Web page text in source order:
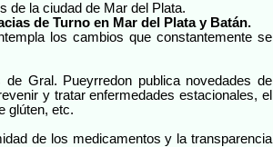
de la ciudad de Mar del Plata.
de Turno en Mar del Plata y Batán.
los cambios que constantemente se
Gral. Pueyrredon publica novedades de
y tratar enfermedades estacionales, el
glúten, etc.
de los medicamentos y la transparencia